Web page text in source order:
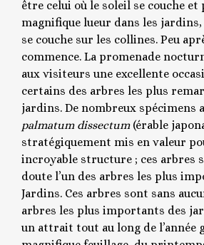
être celui où le soleil se couche
magnifique lueur dans les
se couche sur les collines. Peu
commence. La promenade
aux visiteurs une excellente
certains des arbres les plus
jardins. De nombreux spécimens
palmatum dissectum(érable
stratégiquement mis en valeur
incroyable structure ; ces arbres
doute l’un des arbres les plus
Jardins. Ces arbres sont sans
arbres les plus importants des
un attrait tout au long de l’année